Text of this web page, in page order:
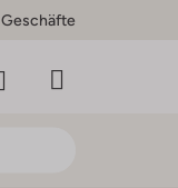
Geschäfte